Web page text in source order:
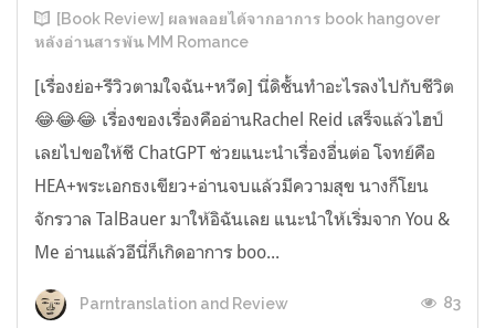
[Book Review] ผลพลอยได้จากอาการ book hangover
หลังอ่านสารพัน MM Romance
[เรื่องย่อ+รีวิวตามใจฉัน+หวีด] นี่ดิชั้นทำอะไรลงไปกับชีวิต
😂😂😂 เรื่องของเรื่องคืออ่านRachel Reid เสร็จแล้วไฮป์
เลยไปขอให้ชี ChatGPT ช่วยแนะนำเรื่องอื่นต่อ โจทย์คือ
HEA+พระเอกธงเขียว+อ่านจบแล้วมีความสุข นางก็โยน
จักรวาล TalBauer มาให้อิฉันเลย แนะนำให้เริ่มจาก You &
Me อ่านแล้วอีนี่ก็เกิดอาการ boo...
Parntranslation and Review 83